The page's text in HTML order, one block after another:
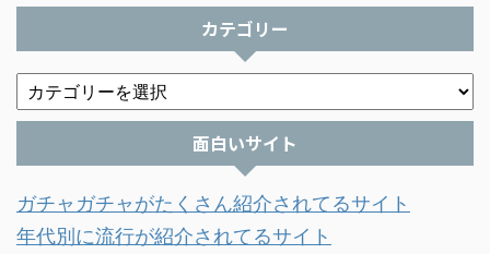
カテゴリー
面白いサイト
ガチャガチャがたくさん紹介されてるサイト
年代別に流行が紹介されてるサイト